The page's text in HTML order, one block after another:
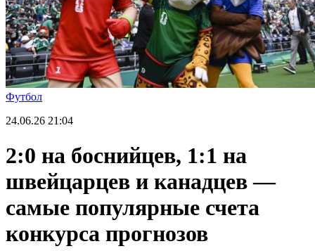
Футбол
24.06.26 21:04
2:0 на боснийцев, 1:1 на
швейцарцев и канадцев —
самые популярные счета
конкурса прогнозов